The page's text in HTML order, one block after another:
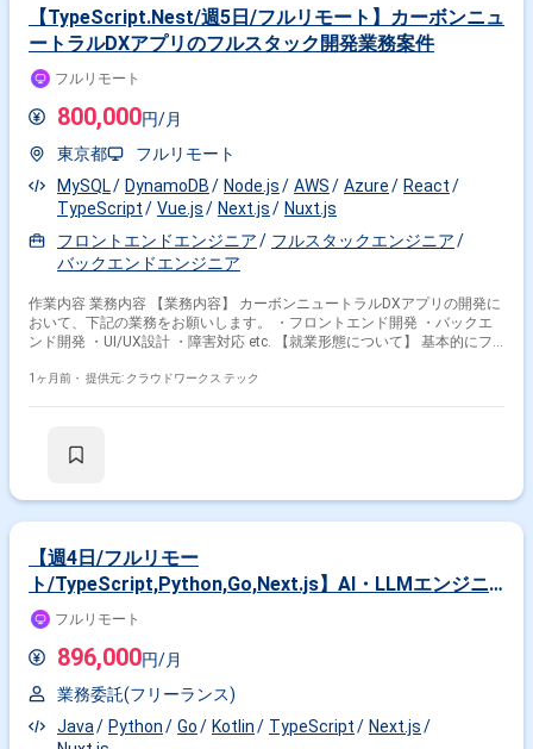
社等はなく、残業等も少ない現場となっており、 裁量を持って開発業務が
行える環境です。 関わるサービス・プロダクト ■募集背景 増員予定
【TypeScript.Nest/週5日/フルリモート】カーボンニュ
ートラルDXアプリのフルスタック開発業務案件
フルリモート
800,000円/月
東京都
フルリモート
MySQL
DynamoDB Node.js AWS Azure
React
TypeScript
Vue.js Next.js
Nuxt.js
フロントエンドエンジニア
フルスタックエンジニア
バックエンドエンジニア
作業内容 業務内容 【業務内容】 カーボンニュートラルDXアプリの開発に
おいて、下記の業務をお願いします。 ・フロントエンド開発 ・バックエ
ンド開発 ・UI/UX設計 ・障害対応 etc. 【就業形態について】 基本的にフ
のPCを使っていただく想定です。 ◆補足◆ リアルタイムオークションシ
をお任せできる方を募集しています。 ◆主な開発環境・ツール◆ ・言
Analytics・Redash 関わるサービス・プロダクト ■募集背景 増員のため
1ヶ月前・ 提供元: クラウドワークス テック
【週4日/フルリモー
ト/TypeScript,Python,Go,Next.js】AI・LLMエンジニ
ア - AIエージェントの自律稼働環境を整備し、プロダク
トの成長を加速させる
フルリモート
896,000円/月
業務委託(フリーランス)
Java
Python Go Kotlin TypeScript
Next.js
掛け合わせ条件で絞り込む
職種で絞り込む
Nuxt.js × フロントエンドエンジニア
特徴で絞り込む
Nuxt.js × 副業 Nuxt.js × 在宅・リモート